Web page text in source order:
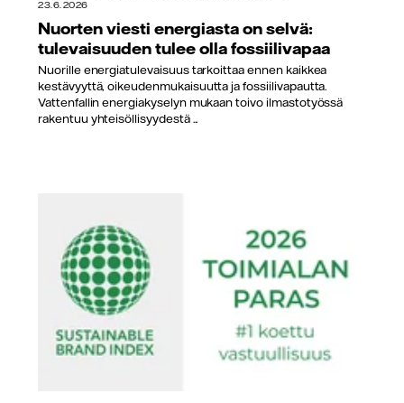
23.6.2026
Nuorten viesti energiasta on selvä:
tulevaisuuden tulee olla fossiilivapaa
Nuorille energiatulevaisuus tarkoittaa ennen kaikkea
kestävyyttä, oikeudenmukaisuutta ja fossiilivapautta.
Vattenfallin energiakyselyn mukaan toivo ilmastotyössä
rakentuu yhteisöllisyydestä ...